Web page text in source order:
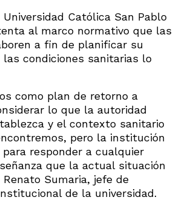
Católica San Pablo
al marco normativo que las
a fin de planificar su
condiciones sanitarias lo
como plan de retorno a
lo que la autoridad
y el contexto sanitario
pero la institución
responder a cualquier
que la actual situación
Renato Sumaria, jefe de
de la universidad.